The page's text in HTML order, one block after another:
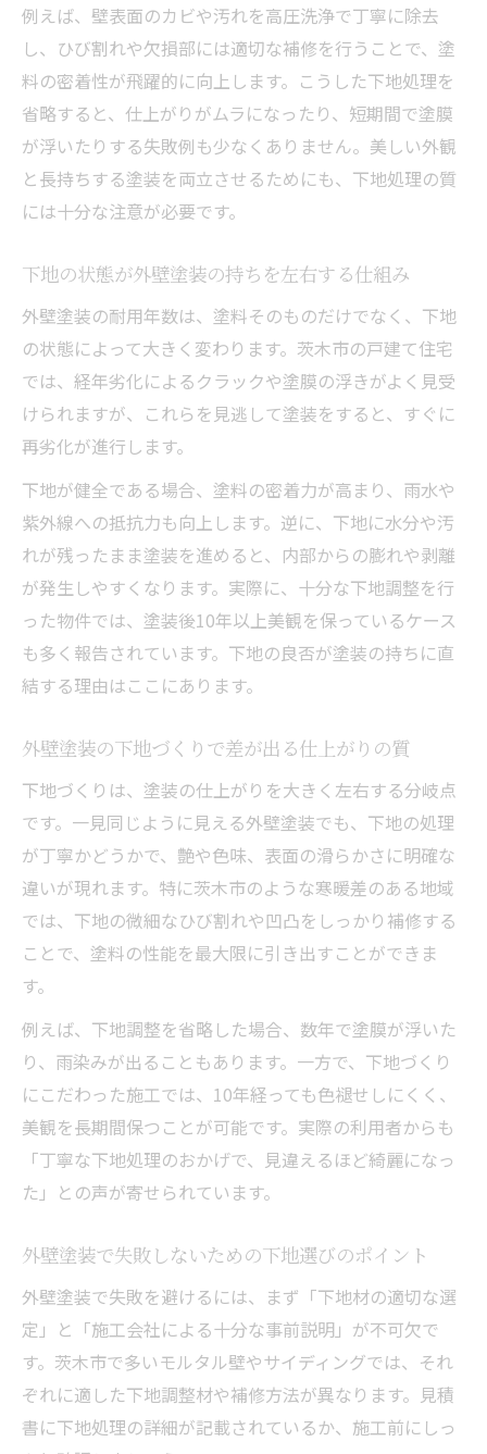
ポイント
地域の外壁塗装会社と下地品質の見極め方
下地処理の具体的な工程を茨木市で知るコ
ツ
失敗しない外壁塗装には下地の確認が重要
外壁塗装前の下地確認で防げる施工トラブ
外壁塗装の見積もり時に下地状況を確認す
る理由
下地の確認不足が外壁塗装の失敗につなが
る理由
外壁塗装の長持ちには下地チェックが欠か
せない
外壁塗装会社選びで重視したい下地の説明
力
下地処理から考える外壁塗装の耐久力アップ術
外壁塗装の下地処理が耐久力を高める秘訣
とは
下地補修と外壁塗装で家の寿命を延ばす方
法
外壁塗装の下地工程で耐候性アップを目指
外壁塗装の下地強化で雨風に強い住まいを
実現
下地処理が外壁塗装のメンテナンスサイク
ルに影響
制度活用で茨木市の外壁塗装費用を抑えるコツ
茨木市で外壁塗装費用を抑える補助の探し
方
外壁塗装で自己負担を減らすための制度活
用事例
外壁塗装の下地処理も対象となる補助のポ
外壁塗装費用を抑えたい人向けの制度選び
のコツ
賢い選択で外壁塗装と下地の品質を両立する方
法
外壁塗装の品質と下地を両立する選び方の
秘訣
例えば、壁表面のカビや汚れを高圧洗浄で丁寧に除去
し、ひび割れや欠損部には適切な補修を行うことで、塗
料の密着性が飛躍的に向上します。こうした下地処理を
省略すると、仕上がりがムラになったり、短期間で塗膜
が浮いたりする失敗例も少なくありません。美しい外観
と長持ちする塗装を両立させるためにも、下地処理の質
には十分な注意が必要です。
下地の状態が外壁塗装の持ちを左右する仕組み
外壁塗装の耐用年数は、塗料そのものだけでなく、下地
の状態によって大きく変わります。茨木市の戸建て住宅
では、経年劣化によるクラックや塗膜の浮きがよく見受
けられますが、これらを見逃して塗装をすると、すぐに
再劣化が進行します。
下地が健全である場合、塗料の密着力が高まり、雨水や
紫外線への抵抗力も向上します。逆に、下地に水分や汚
れが残ったまま塗装を進めると、内部からの膨れや剥離
が発生しやすくなります。実際に、十分な下地調整を行
った物件では、塗装後10年以上美観を保っているケース
も多く報告されています。下地の良否が塗装の持ちに直
結する理由はここにあります。
外壁塗装の下地づくりで差が出る仕上がりの質
下地づくりは、塗装の仕上がりを大きく左右する分岐点
です。一見同じように見える外壁塗装でも、下地の処理
が丁寧かどうかで、艶や色味、表面の滑らかさに明確な
違いが現れます。特に茨木市のような寒暖差のある地域
では、下地の微細なひび割れや凹凸をしっかり補修する
ことで、塗料の性能を最大限に引き出すことができま
す。
例えば、下地調整を省略した場合、数年で塗膜が浮いた
り、雨染みが出ることもあります。一方で、下地づくり
にこだわった施工では、10年経っても色褪せしにくく、
美観を長期間保つことが可能です。実際の利用者からも
「丁寧な下地処理のおかげで、見違えるほど綺麗になっ
た」との声が寄せられています。
外壁塗装で失敗しないための下地選びのポイント
外壁塗装で失敗を避けるには、まず「下地材の適切な選
定」と「施工会社による十分な事前説明」が不可欠で
す。茨木市で多いモルタル壁やサイディングでは、それ
ぞれに適した下地調整材や補修方法が異なります。見積
書に下地処理の詳細が記載されているか、施工前にしっ